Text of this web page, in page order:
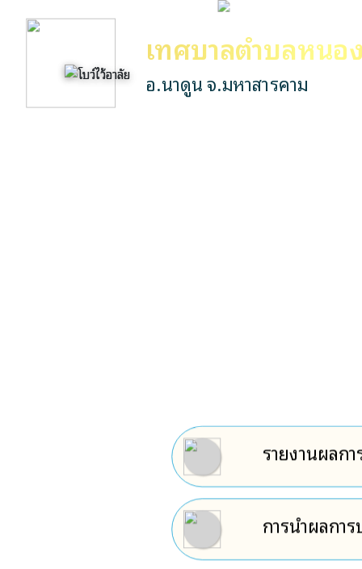
เทศบาลตำบลหนอ
อ.นาดูน จ.มหาสารคาม
รายงานผลก
การนำผลกา